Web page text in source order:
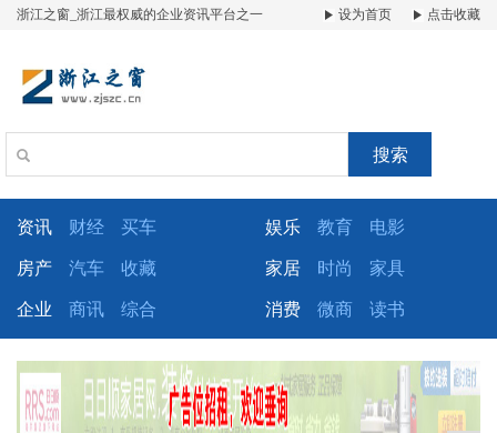
浙江之窗_浙江最权威的企业资讯平台之一 设为首页 点击收藏
搜索
资讯 财经 买车 娱乐 教育 电影
房产 汽车 收藏 家居 时尚 家具
企业 商讯 综合 消费 微商 读书